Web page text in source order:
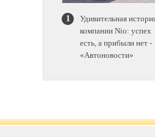
Удивительная
компании Nio: успех
есть, а прибыли нет -
«Автоновости»